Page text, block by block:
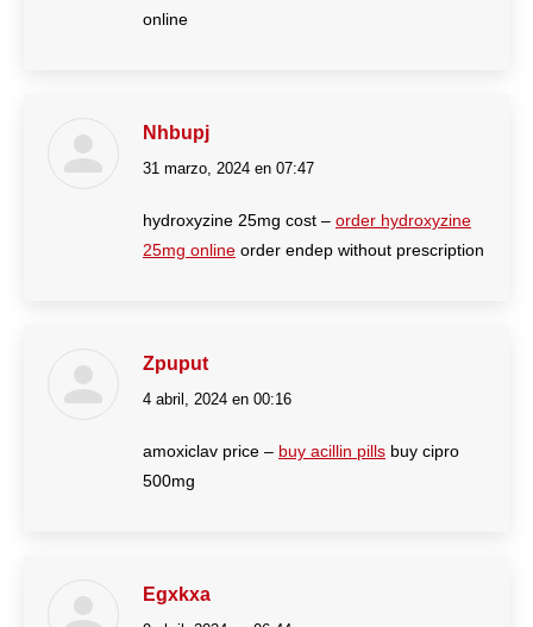
online
Nhbupj
dice:
31 marzo, 2024 en 07:47
hydroxyzine 25mg cost – order hydroxyzine
25mg online order endep without prescription
Zpuput
dice:
4 abril, 2024 en 00:16
amoxiclav price – buy acillin pills buy cipro
500mg
Egxkxa